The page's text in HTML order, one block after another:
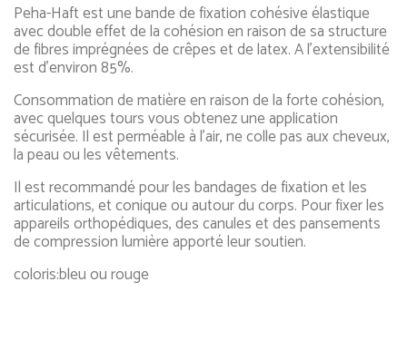
Peha-Haft est une bande de fixation cohésive élastique
avec double effet de la cohésion en raison de sa structure
de fibres imprégnées de crêpes et de latex. A l'extensibilité
est d'environ 85%.
Consommation de matière en raison de la forte cohésion,
avec quelques tours vous obtenez une application
sécurisée. Il est perméable à l'air, ne colle pas aux cheveux,
la peau ou les vêtements.
Il est recommandé pour les bandages de fixation et les
articulations, et conique ou autour du corps. Pour fixer les
appareils orthopédiques, des canules et des pansements
de compression lumière apporté leur soutien.
coloris:bleu ou rouge